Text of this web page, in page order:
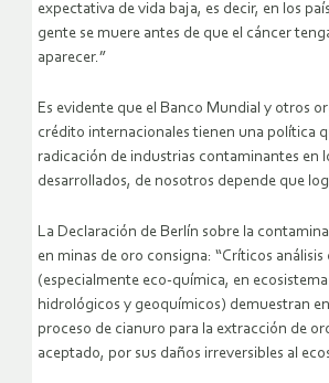
expectativa de vida baja, es decir, en los
gente se muere antes de que el cáncer
aparecer.”
Es evidente que el Banco Mundial y otros
crédito internacionales tienen una política
radicación de industrias contaminantes en
desarrollados, de nosotros depende que
La Declaración de Berlín sobre la
en minas de oro consigna: “Críticos
(especialmente eco-química, en
hidrológicos y geoquímicos) demuestran
proceso de cianuro para la extracción de
aceptado, por sus daños irreversibles al